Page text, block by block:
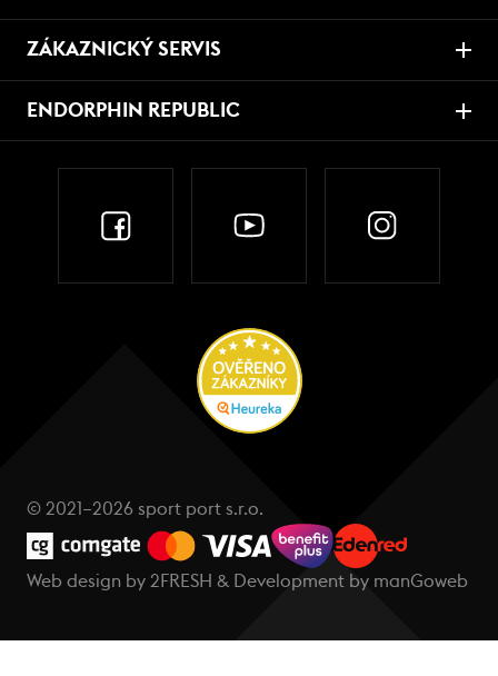
ZÁKAZNICKÝ SERVIS
ENDORPHIN REPUBLIC
© 2021–2026 sport port s.r.o.
Web design by 2FRESH & Development by manGoweb